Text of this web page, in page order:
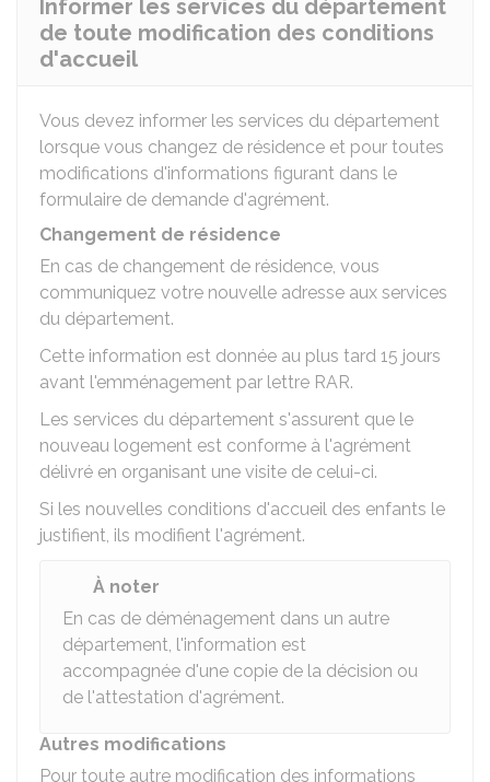
Informer les services du département
de toute modification des conditions
d'accueil
Vous devez informer les services du département
lorsque vous changez de résidence et pour toutes
modifications d'informations figurant dans le
formulaire de demande d'agrément.
Changement de résidence
En cas de changement de résidence, vous
communiquez votre nouvelle adresse aux services
du département.
Cette information est donnée au plus tard 15 jours
avant l'emménagement par lettre RAR.
Les services du département s'assurent que le
nouveau logement est conforme à l'agrément
délivré en organisant une visite de celui-ci.
Si les nouvelles conditions d'accueil des enfants le
justifient, ils modifient l'agrément.
À noter
En cas de déménagement dans un autre
département, l'information est
accompagnée d'une copie de la décision ou
de l'attestation d'agrément.
Autres modifications
Pour toute autre modification des informations